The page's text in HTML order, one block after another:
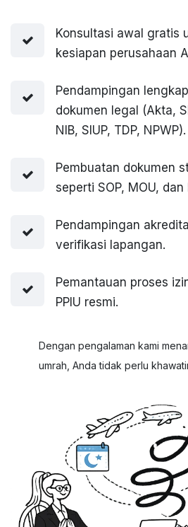
Konsultasi awal gratis
kesiapan perusahaan
Pendampingan
dokumen legal (Akta,
NIB, SIUP, TDP, NPWP).
Pembuatan dokumen
seperti SOP, MOU,
Pendampingan
verifikasi lapangan.
Pemantauan proses
PPIU resmi.
Dengan pengalaman kami
umrah, Anda tidak perlu